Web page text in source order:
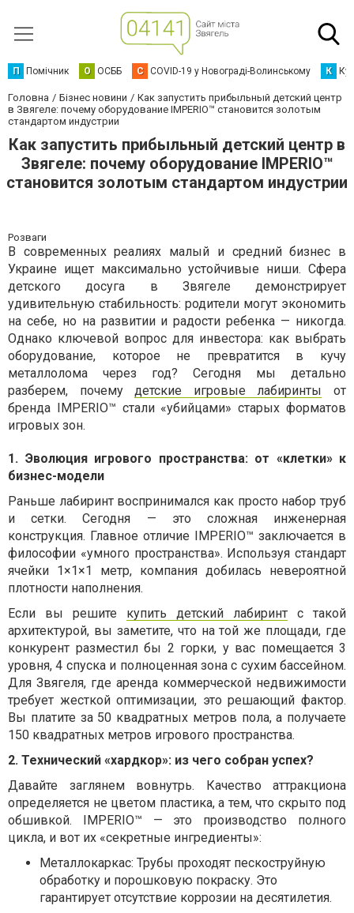
П Помічник О ОСББ C COVID-19 у Новограді-Волинському К
Головна Бізнес новини
Как запустить прибыльный детский центр
в Звягеле: почему оборудование IMPERIO™ становится золотым
стандартом индустрии
Как запустить прибыльный детский центр в
Звягеле: почему оборудование IMPERIO™
становится золотым стандартом индустрии
Розваги
В современных реалиях малый и средний бизнес в
Украине ищет максимально устойчивые ниши. Сфера
детского досуга в Звягеле демонстрирует
удивительную стабильность: родители могут экономить
на себе, но на развитии и радости ребенка — никогда.
Однако ключевой вопрос для инвестора: как выбрать
оборудование, которое не превратится в кучу
металлолома через год? Сегодня мы детально
разберем, почемудетские игровые лабиринты от
бренда IMPERIO™ стали «убийцами» старых форматов
игровых зон.
1. Эволюция игрового пространства: от «клетки» к
бизнес-модели
Раньше лабиринт воспринимался как просто набор труб
и сетки. Сегодня — это сложная инженерная
конструкция. Главное отличие IMPERIO™ заключается в
философии «умного пространства». Используя стандарт
ячейки 1×1×1 метр, компания добилась невероятной
плотности наполнения.
Если вы решите купить детский лабиринт с такой
архитектурой, вы заметите, что на той же площади, где
конкурент разместил бы 2 горки, у вас помещается 3
уровня, 4 спуска и полноценная зона с сухим бассейном.
Для Звягеля, где аренда коммерческой недвижимости
требует жесткой оптимизации, это решающий фактор.
Вы платите за 50 квадратных метров пола, а получаете
150 квадратных метров игрового пространства.
2. Технический «хардкор»: из чего собран успех?
Давайте заглянем вовнутрь. Качество аттракциона
определяется не цветом пластика, а тем, что скрыто под
обшивкой. IMPERIO™ — это производство полного
цикла, и вот их «секретные ингредиенты»:
Металлокаркас: Трубы проходят пескоструйную
обработку и порошковую покраску. Это
гарантирует отсутствие коррозии на десятилетия.